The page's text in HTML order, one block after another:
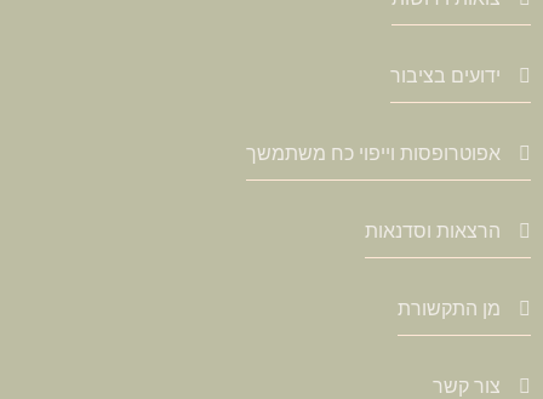
ידועים בציבור
אפוטרופסות וייפוי כח משתמשך
הרצאות וסדנאות
מן התקשורת
צור קשר